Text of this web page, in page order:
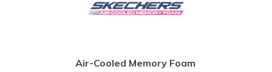
Air-Cooled Memory Foam